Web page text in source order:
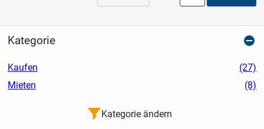
Kategorie
Kaufen
(27)
Mieten
(8)
Kategorie ändern